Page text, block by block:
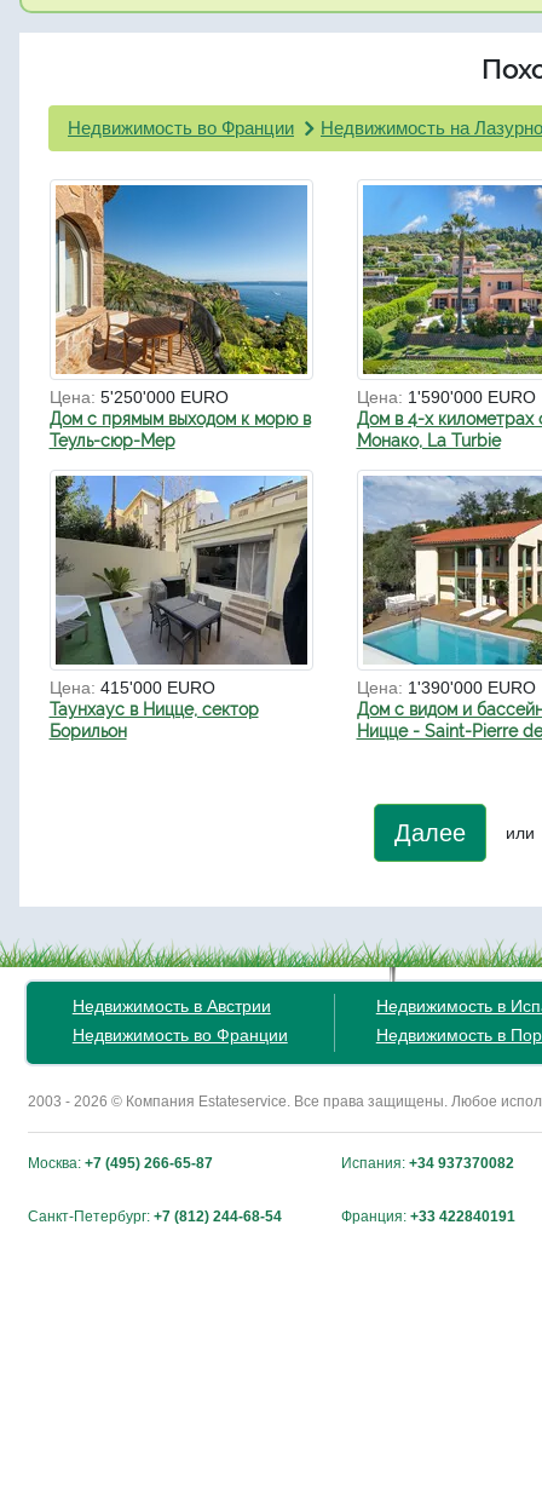
Недвижимость во Франции Недвижимость на
Цена: 5'250'000 EURO
Дом с прямым выходом к морю в
Теуль-сюр-Мер
Цена: 1'590'000 EURO
Дом в 4-х километрах
Монако, La Turbie
Цена: 415'000 EURO
Таунхаус в Ницце, сектор
Борильон
Цена: 1'390'000 EURO
Дом с видом и
Ницце - Saint-Pierre
Далее или
Недвижимость в Австрии
Недвижимость во Франции
Недвижимость в
Недвижимость в
2003 - 2026 © Компания Estateservice. Все права защищены. Любое
Москва: +7 (495) 266-65-87 Испания: +34 937370082
Санкт-Петербург: +7 (812) 244-68-54 Франция: +33 422840191